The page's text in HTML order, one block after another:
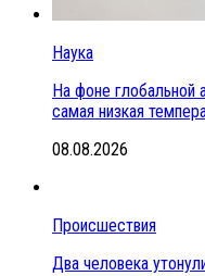
Наука
На фоне глобальной
самая низкая
08.08.2026
Происшествия
Два человека